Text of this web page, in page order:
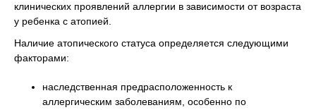
клинических проявлений аллергии в зависимости от возраста
у ребенка с атопией.
Наличие атопического статуса определяется следующими
факторами:
наследственная предрасположенность к
аллергическим заболеваниям, особенно по